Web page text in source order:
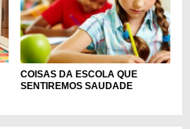
COISAS DA ESCOLA QUE
SENTIREMOS SAUDADE